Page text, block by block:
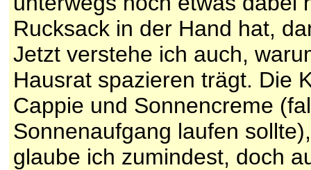
Rucksack in der Hand hat,
Jetzt verstehe ich auch,
Hausrat spazieren trägt. Die
Cappie und Sonnencreme
Sonnenaufgang laufen
glaube ich zumindest, doch